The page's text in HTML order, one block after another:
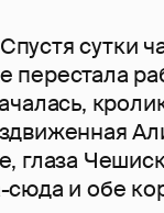
Спустя сутки
перестала
глаза
сюда и обе